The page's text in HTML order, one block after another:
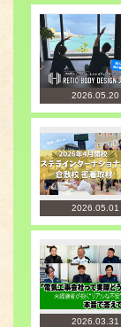
2026.05.20
2026.05.01
2026.03.31